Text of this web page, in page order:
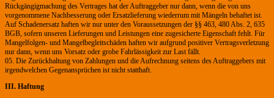
Rückgängigmachung des Vertrages hat der Auftraggeber nur dann, wenn die von uns
vorgenommene Nachbesserung oder Ersatzlieferung wiederrum mit Mängeln behaftet ist.
Auf Schadenersatz haften wir nur unter den Voraussetzungen der §§ 463, 480 Abs. 2, 635
BGB, sofern unseren Lieferungen und Leistungen eine zugesicherte Eigenschaft fehlt. Für
Mangelfolgen- und Mangelbegleitschäden haften wir aufgrund positiver Vertragsverletzung
nur dann, wenn uns Vorsatz oder grobe Fahrlässigkeit zur Last fällt.
05. Die Zurückhaltung von Zahlungen und die Aufrechnung seitens des Auftraggebers mit
irgendwelchen Gegenansprüchen ist nicht statthaft.
III. Haftung